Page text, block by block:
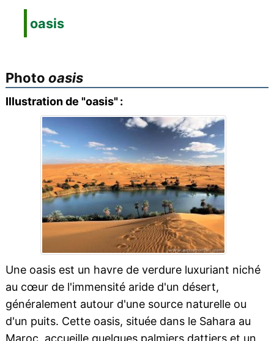
oasis
Photo oasis
Illustration de "oasis" :
Une oasis est un havre de verdure luxuriant niché
au cœur de l'immensité aride d'un désert,
généralement autour d'une source naturelle ou
d'un puits. Cette oasis, située dans le Sahara au
Maroc, accueille quelques palmiers dattiers et un